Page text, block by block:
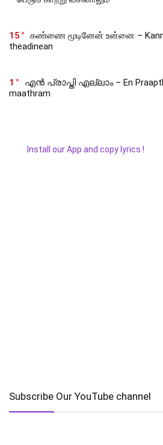
15
கண்ணை மூடினேன் உன்னை –
theadinean
1
എൻ പ്രാപ്തി എല്ലാം – En
maathram
Install our App and copy lyrics !
Subscribe Our YouTube channel